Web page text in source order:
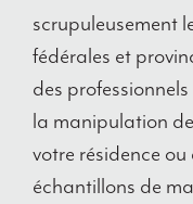
scrupuleusement
fédérales et
des
la manipulation
votre résidence
échantillons de